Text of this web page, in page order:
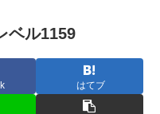
ベル1159
はてブ